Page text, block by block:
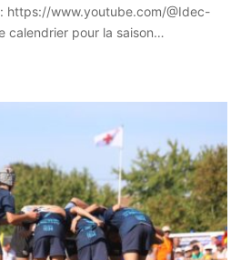
: https://www.youtube.com/@Idec-
calendrier pour la saison…